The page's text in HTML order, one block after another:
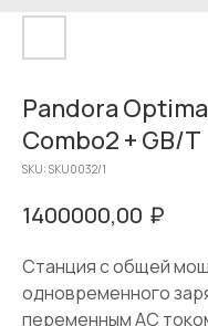
Pandora
Combo2 + GB/T
SKU: SKU0032/1
1400000,00 ₽
Станция с общей
одновременного
переменным АС